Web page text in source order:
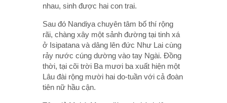
nhau, sinh được hai con trai.
Sau đó Nandiya chuyên tâm bố thí rộng
rãi, chàng xây một sảnh đường tại tinh xá
ở Isipatana và dâng lên đức Như Lai cùng
rảy nước cúng dường vào tay Ngài. Ðồng
thời, tại cõi trời Ba mươi ba xuất hiện một
Lâu đài rộng mười hai do-tuần với cả đoàn
tiên nữ hầu cận.